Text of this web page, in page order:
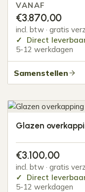
VANAF
€3.870,00
incl. btw · gratis
Direct
5-12 werkdagen
Samenstellen
Glazen
€3.100,00
incl. btw · gratis
Direct
5-12 werkdagen